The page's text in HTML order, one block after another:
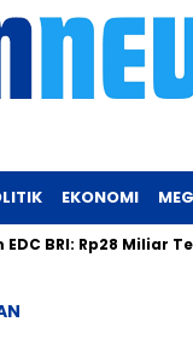
EKONOMI
Rp28 Miliar